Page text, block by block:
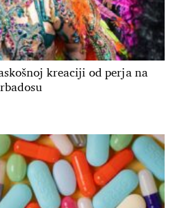
kreaciji od perja na